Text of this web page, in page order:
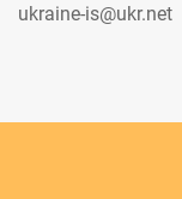
ukraine-is@ukr.net